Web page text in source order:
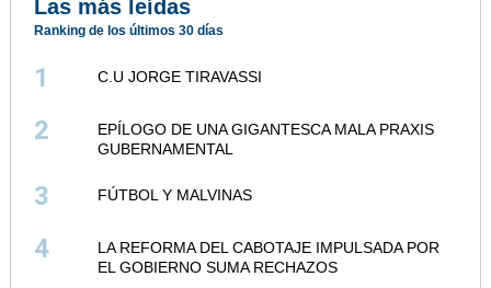
Las más leídas
Ranking de los últimos 30 días
1 C.U JORGE TIRAVASSI
2
EPÍLOGO DE UNA GIGANTESCA MALA PRAXIS
GUBERNAMENTAL
3 FÚTBOL Y MALVINAS
4
LA REFORMA DEL CABOTAJE IMPULSADA POR
EL GOBIERNO SUMA RECHAZOS